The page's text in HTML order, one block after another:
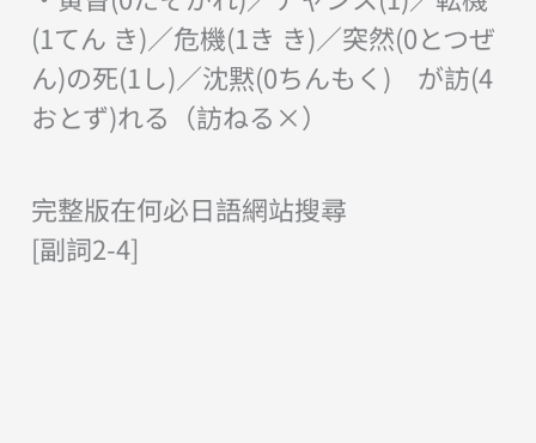
(1てん き)／危機(1き き)／突然(0とつぜ
ん)の死(1し)／沈黙(0ちんもく) が訪(4
おとず)れる（訪ねる×）
完整版在何必日語網站搜尋
[副詞2-4]